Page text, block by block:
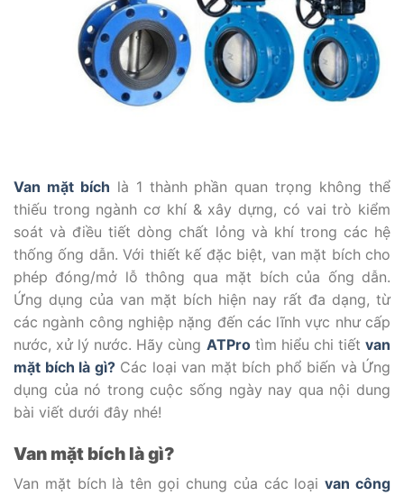
Van mặt bích là 1 thành phần quan trọng không thể
thiếu trong ngành cơ khí & xây dựng, có vai trò kiểm
soát và điều tiết dòng chất lỏng và khí trong các hệ
thống ống dẫn. Với thiết kế đặc biệt, van mặt bích cho
phép đóng/mở lỗ thông qua mặt bích của ống dẫn.
Ứng dụng của van mặt bích hiện nay rất đa dạng, từ
các ngành công nghiệp nặng đến các lĩnh vực như cấp
nước, xử lý nước. Hãy cùng ATProtìm hiểu chi tiếtvan
mặt bích là gì?Các loại van mặt bích phổ biến và Ứng
dụng của nó trong cuộc sống ngày nay qua nội dung
bài viết dưới đây nhé!
Van mặt bích là gì?
Van mặt bích là tên gọi chung của các loạivan công